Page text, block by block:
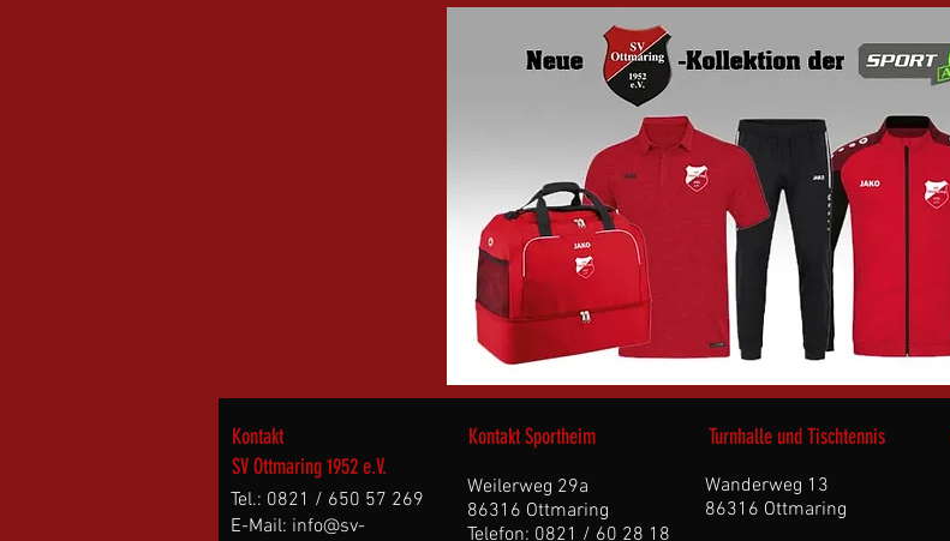
Kontakt
SV Ottmaring 1952 e.V.
Tel.: 0821 / 650 57 269
E-Mail: info@sv-
Kontakt Sportheim
Weilerweg 29a
86316 Ottmaring
Telefon: 0821 / 60 28 18
Turnhalle und Tischtennis
Wanderweg 13
86316 Ottmaring